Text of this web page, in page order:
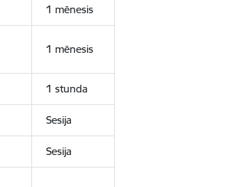
1 mēnesis
1 mēnesis
1 stunda
Sesija
Sesija